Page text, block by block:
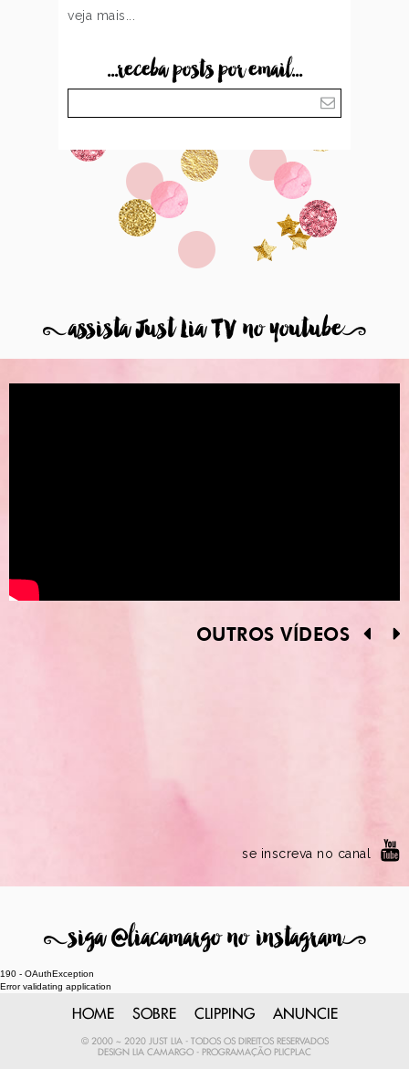
veja mais...
...receba posts por email...
8assista Just Lia TV no youtube9
OUTROS VÍDEOS
se inscreva no canal
8siga @liacamargo no instagram9
190 - OAuthException
Error validating application
HOME SOBRE CLIPPING ANUNCIE
© 2000 ~ 2020 JUST LIA - TODOS OS DIREITOS RESERVADOS
DESIGN
LIA CAMARGO - PROGRAMAÇÃO PLICPLAC